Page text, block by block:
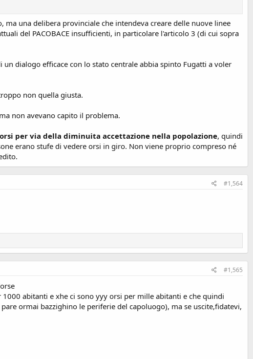
una delibera provinciale che intendeva creare delle nuove linee
del PACOBACE insufficienti, in particolare l'articolo 3 (di cui sopra
dialogo efficace con lo stato centrale abbia spinto Fugatti a voler
non quella giusta.
non avevano capito il problema.
per via della diminuita accettazione nella popolazione, quindi
erano stufe di vedere orsi in giro. Non viene proprio compreso né
#1,564
#1,565
abitanti e xhe ci sono yyy orsi per mille abitanti e che quindi
ormai bazzighino le periferie del capoluogo), ma se uscite,fidatevi,